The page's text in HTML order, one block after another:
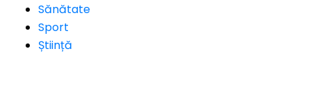
Sănătate
Sport
Știință